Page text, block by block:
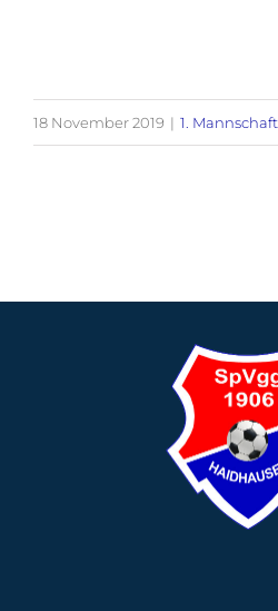
18 November 2019 | 1. Mannschaft